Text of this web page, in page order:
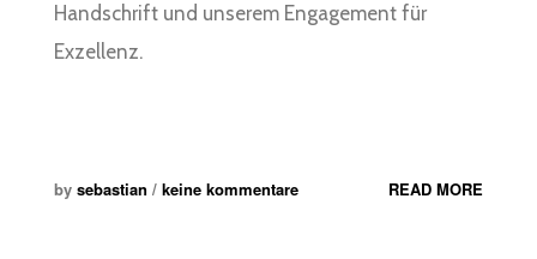
Handschrift und unserem Engagement für
Exzellenz.
bysebastian /keine kommentare READ MORE